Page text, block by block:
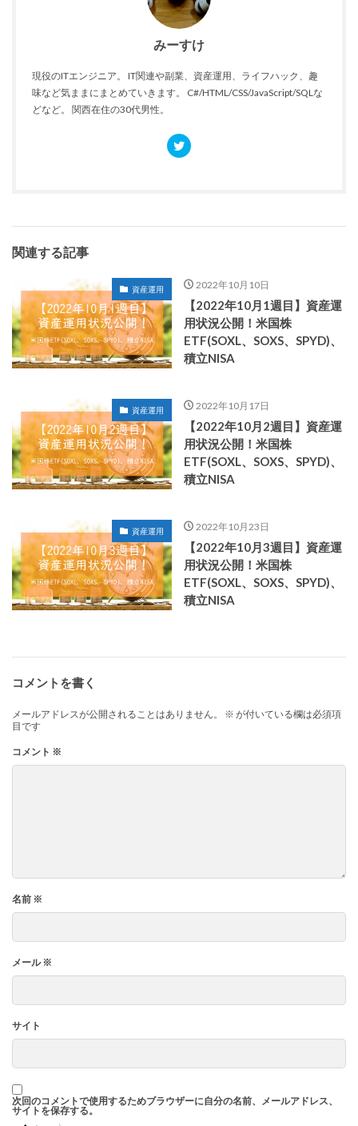
みーすけ
現役のITエンジニア。 IT関連や副業、資産運用、ライフハック、趣
味など気ままにまとめていきます。 C#/HTML/CSS/JavaScript/SQLな
どなど。 関西在住の30代男性。
関連する記事
資産運用 2022年10月10日
【2022年10月1週目】資産運
用状況公開！米国株
ETF(SOXL、SOXS、SPYD)、
積立NISA
資産運用 2022年10月17日
【2022年10月2週目】資産運
用状況公開！米国株
ETF(SOXL、SOXS、SPYD)、
積立NISA
資産運用 2022年10月23日
【2022年10月3週目】資産運
用状況公開！米国株
ETF(SOXL、SOXS、SPYD)、
積立NISA
コメントを書く
メールアドレスが公開されることはありません。 ※ が付いている欄は必須項
目です
コメント ※
名前 ※
メール※
サイト
次回のコメントで使用するためブラウザーに自分の名前、メールアドレス、
サイトを保存する。